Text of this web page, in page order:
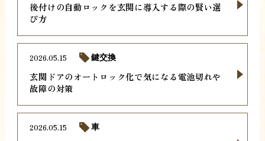
後付けの自動ロックを玄関に導入する際の賢い選
び方
玄関ドアのオートロック化で気になる電池切れや
故障の対策
2026.05.15 鍵交換
2026.05.15 車